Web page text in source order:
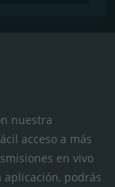
nuestra
acceso a más
en vivo
aplicación, podrás